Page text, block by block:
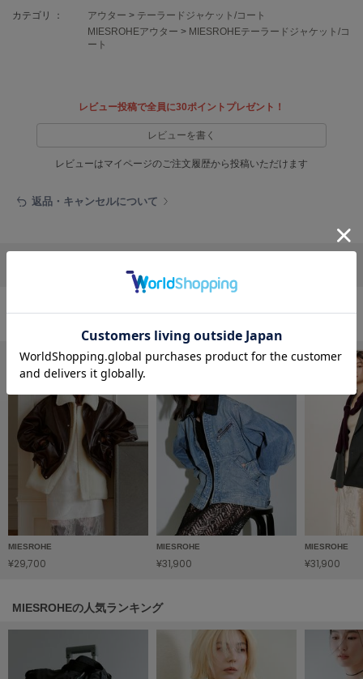
エイミー イストワール
エトレトウキョウ
FRAY I.D
フレイアイディー
FURFUR
ファーファー
gelato pique
ジェラート ピケ
GELATO PIQUE CAT&DOG
ジェラート ピケ キャットアンドドッグ
gelato pique Sleep
GRAMICCI
カテゴリ ： アウター> テーラードジャケット/コート
MIESROHEアウター> MIESROHEテーラードジャケット/コ
ート
レビュー投稿で全員に30ポイントプレゼント！
レビューを書く
レビューはマイページのご注文履歴から投稿いただけます
返品・キャンセルについて
MIESROHE
¥29,700
MIESROHE
¥31,900
MIESROHE
¥31,900
MIESROHEの人気ランキング